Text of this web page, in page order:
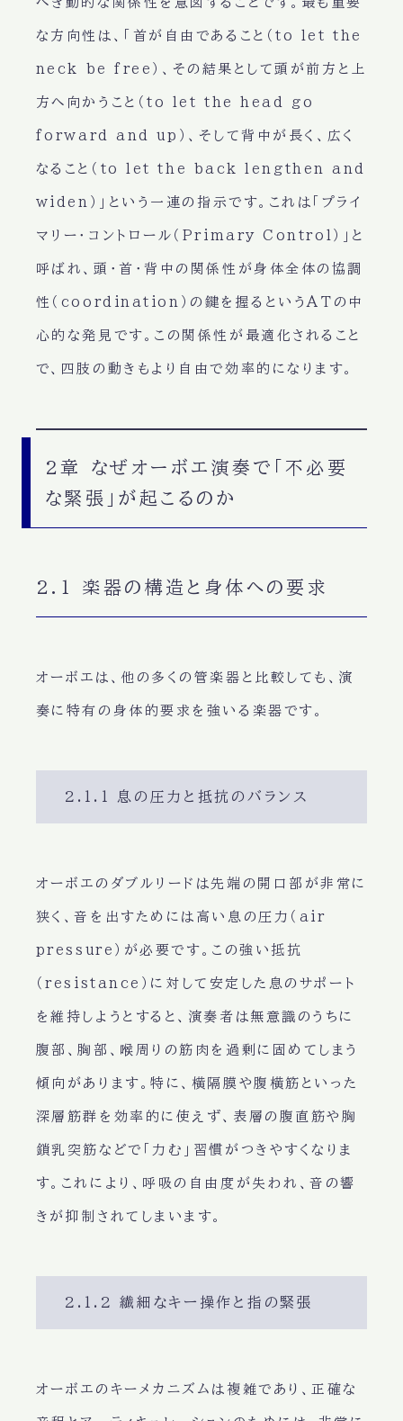
な方向性は、「首が自由であること（to let the
neck be free）、その結果として頭が前方と上
方へ向かうこと（to let the head go
forward and up）、そして背中が長く、広く
なること（to let the back lengthen and
widen）」という一連の指示です。これは「プライ
マリー・コントロール（Primary Control）」と
呼ばれ、頭・首・背中の関係性が身体全体の協調
性（coordination）の鍵を握るというATの中
心的な発見です。この関係性が最適化されること
で、四肢の動きもより自由で効率的になります。
2章 なぜオーボエ演奏で「不必要
な緊張」が起こるのか
2.1 楽器の構造と身体への要求
オーボエは、他の多くの管楽器と比較しても、演
奏に特有の身体的要求を強いる楽器です。
2.1.1 息の圧力と抵抗のバランス
オーボエのダブルリードは先端の開口部が非常に
狭く、音を出すためには高い息の圧力（air
pressure）が必要です。この強い抵抗
（resistance）に対して安定した息のサポート
を維持しようとすると、演奏者は無意識のうちに
腹部、胸部、喉周りの筋肉を過剰に固めてしまう
傾向があります。特に、横隔膜や腹横筋といった
深層筋群を効率的に使えず、表層の腹直筋や胸
鎖乳突筋などで「力む」習慣がつきやすくなりま
す。これにより、呼吸の自由度が失われ、音の響
きが抑制されてしまいます。
2.1.2 繊細なキー操作と指の緊張
オーボエのキーメカニズムは複雑であり、正確な